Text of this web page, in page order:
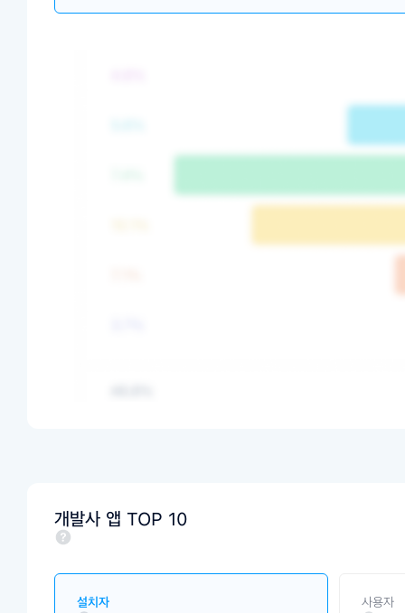
개발사 앱 TOP 10
설치자 사용자